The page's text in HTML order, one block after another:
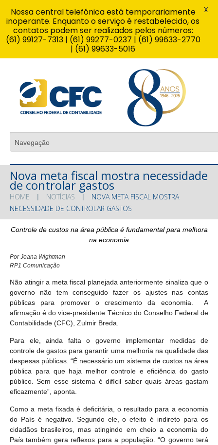
Nova meta fiscal mostra necessidade
de controlar gastos
HOME NOTÍCIAS
NOVA META FISCAL MOSTRA
NECESSIDADE DE CONTROLAR GASTOS
Controle de custos na área pública é fundamental para melhora
na economia
Por Joana Wightman
RP1 Comunicação
Não atingir a meta fiscal planejada anteriormente sinaliza que o
governo não tem conseguido fazer os ajustes nas contas
públicas para promover o crescimento da economia. A
afirmação é do vice-presidente Técnico do Conselho Federal de
Contabilidade (CFC), Zulmir Breda.
Para ele, ainda falta o governo implementar medidas de
controle de gastos para garantir uma melhoria na qualidade das
despesas públicas. “É necessário um sistema de custos na área
pública para que haja melhor controle e eficiência do gasto
público. Sem esse sistema é difícil saber quais áreas gastam
eficazmente”, aponta.
Como a meta fixada é deficitária, o resultado para a economia
do País é negativo. Segundo ele, o efeito é indireto para os
cidadãos brasileiros, mas atingindo em cheio a economia do
País também gera reflexos para a população. “O governo terá
Nossa central telefônica está temporariamente
inoperante. Enquanto o serviço é restabelecido, os
contatos podem ser realizados pelos números:
(61) 99127-7313 | (61) 99277-0237 | (61) 99633-2770
| (61) 99633-5016
X